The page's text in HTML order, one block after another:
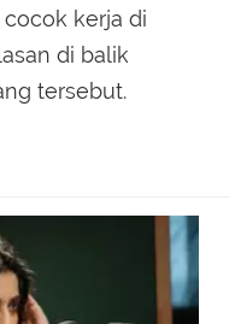
kerja di
di balik
tersebut.